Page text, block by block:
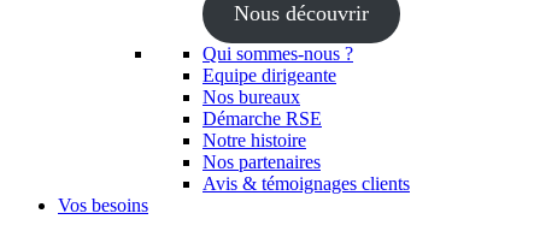
Nous découvrir
Qui sommes-nous ?
Equipe dirigeante
Nos bureaux
Démarche RSE
Notre histoire
Nos partenaires
Avis & témoignages clients
Vos besoins